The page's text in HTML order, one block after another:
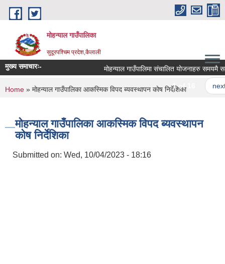
Skip to main content
मोहन्याल गाउँपालिका
सुदूरपश्चिम प्रदेश,कैलाली
मुख्य समाचारः- मोहन्याल गाउँपालिमा संचालित योजनाहरु समयमै
1 of 16 next ›
You are here
Home » मोहन्याल गाउँपालिका आकस्मिक विपद ब्यवस्थापन कोष निर्देशिका
मोहन्याल गाउँपालिका आकस्मिक विपद ब्यवस्थापन
कोष निर्देशिका
Submitted on: Wed, 10/04/2023 - 18:16